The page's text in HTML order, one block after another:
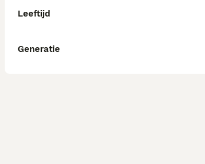
Leeftijd
Generatie